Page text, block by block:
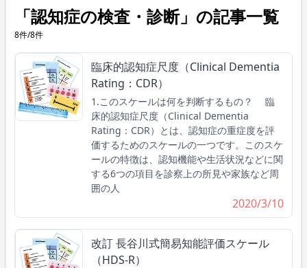
「認知症の検査・診断」の記事一覧
8件/8件
臨床的認知症尺度（Clinical Dementia
Rating：CDR）
1.このスケールは何を判断するもの？ 臨
床的認知症尺度（Clinical Dementia
Rating：CDR）とは、認知症の重症度を評
価するためのスケールの一つです。このスケ
ールの特徴は、認知機能や生活状況などに関
する6つの項目を診察上の所見や家族など周
囲の人
2020/3/10
改訂 長谷川式簡易知能評価スケール
（HDS-R）